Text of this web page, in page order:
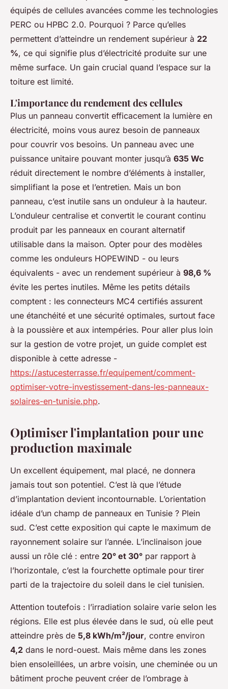
équipés de cellules avancées comme les technologies
PERC ou HPBC 2.0. Pourquoi ? Parce qu’elles
permettent d’atteindre un rendement supérieur à 22
%, ce qui signifie plus d’électricité produite sur une
même surface. Un gain crucial quand l’espace sur la
toiture est limité.
L'importance du rendement des cellules
Plus un panneau convertit efficacement la lumière en
électricité, moins vous aurez besoin de panneaux
pour couvrir vos besoins. Un panneau avec une
puissance unitaire pouvant monter jusqu’à 635 Wc
réduit directement le nombre d’éléments à installer,
simplifiant la pose et l’entretien. Mais un bon
panneau, c’est inutile sans un onduleur à la hauteur.
L’onduleur centralise et convertit le courant continu
produit par les panneaux en courant alternatif
utilisable dans la maison. Opter pour des modèles
comme les onduleurs HOPEWIND - ou leurs
équivalents - avec un rendement supérieur à 98,6 %
évite les pertes inutiles. Même les petits détails
comptent : les connecteurs MC4 certifiés assurent
une étanchéité et une sécurité optimales, surtout face
à la poussière et aux intempéries. Pour aller plus loin
sur la gestion de votre projet, un guide complet est
disponible à cette adresse -
https://astucesterrasse.fr/equipement/comment-
optimiser-votre-investissement-dans-les-panneaux-
solaires-en-tunisie.php.
Optimiser l'implantation pour une
production maximale
Un excellent équipement, mal placé, ne donnera
jamais tout son potentiel. C’est là que l’étude
d’implantation devient incontournable. L’orientation
idéale d’un champ de panneaux en Tunisie ? Plein
sud. C’est cette exposition qui capte le maximum de
rayonnement solaire sur l’année. L’inclinaison joue
aussi un rôle clé : entre 20° et 30° par rapport à
l’horizontale, c’est la fourchette optimale pour tirer
parti de la trajectoire du soleil dans le ciel tunisien.
Attention toutefois : l’irradiation solaire varie selon les
régions. Elle est plus élevée dans le sud, où elle peut
atteindre près de 5,8 kWh/m²/jour, contre environ
4,2 dans le nord-ouest. Mais même dans les zones
bien ensoleillées, un arbre voisin, une cheminée ou un
bâtiment proche peuvent créer de l’ombrage à